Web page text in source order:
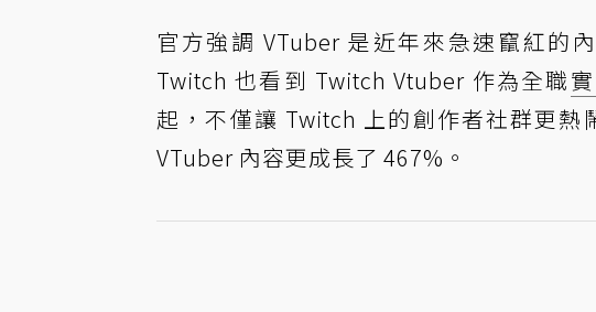
官方強調 VTuber 是近年來急速竄紅的
Twitch 也看到 Twitch Vtuber 作為全職
起，不僅讓 Twitch 上的創作者社群更
VTuber 內容更成長了 467%。